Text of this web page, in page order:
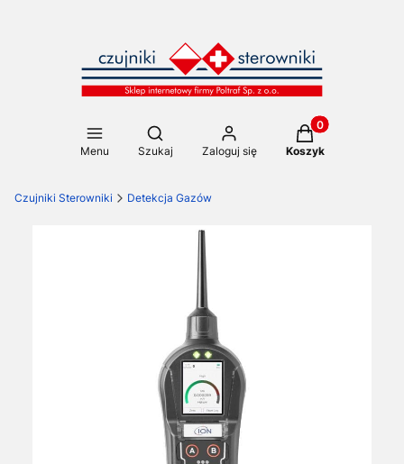
Menu
Otwórz wyszukiwarkę
Szukaj Zaloguj się
Produkty w
Koszyk
Czujniki Sterowniki Detekcja Gazów